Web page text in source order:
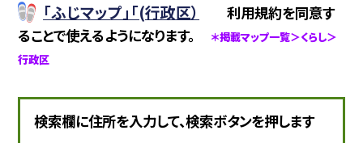
「ふじマップ」「(行政区）
利用規約を同意す
ることで使えるようになります。
＊掲載マップ一覧＞くらし＞
行政区
検索欄に住所を入力して、検索ボタンを押します